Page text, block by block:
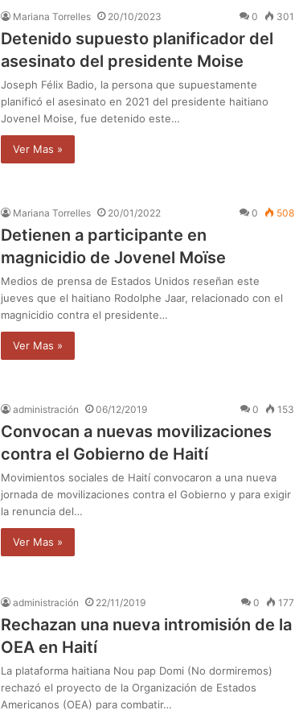
Mariana Torrelles 20/10/2023 0 301
Detenido supuesto planificador del
asesinato del presidente Moise
Joseph Félix Badio, la persona que supuestamente
planificó el asesinato en 2021 del presidente haitiano
Jovenel Moise, fue detenido este…
Ver Mas »
Mariana Torrelles 20/01/2022 0 508
Detienen a participante en
magnicidio de Jovenel Moïse
Medios de prensa de Estados Unidos reseñan este
jueves que el haitiano Rodolphe Jaar, relacionado con el
magnicidio contra el presidente…
Ver Mas »
administración 06/12/2019 0 153
Convocan a nuevas movilizaciones
contra el Gobierno de Haití
Movimientos sociales de Haití convocaron a una nueva
jornada de movilizaciones contra el Gobierno y para exigir
la renuncia del…
Ver Mas »
administración 22/11/2019 0 177
Rechazan una nueva intromisión de la
OEA en Haití
La plataforma haitiana Nou pap Domi (No dormiremos)
rechazó el proyecto de la Organización de Estados
Americanos (OEA) para combatir…